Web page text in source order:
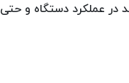
در عملکرد دستگاه و حتی